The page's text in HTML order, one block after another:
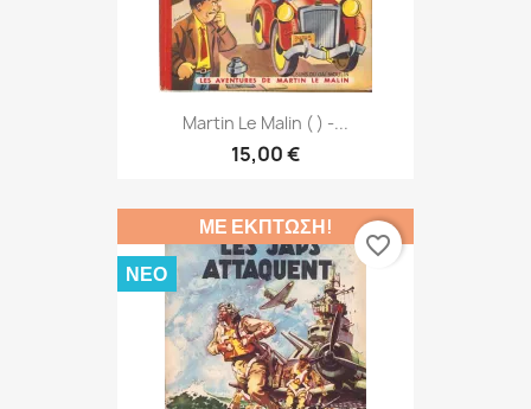
Martin Le Malin ( ) -...
15,00 €
ΜΕ ΈΚΠΤΩΣΗ!
ΝΈΟ
favorite_border